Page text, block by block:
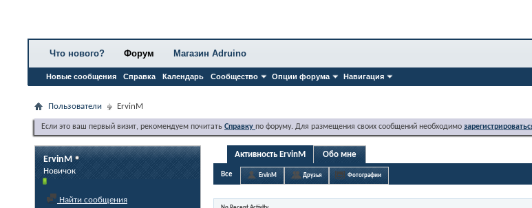
Что нового? Форум
Новые сообщения Справка Календарь Сообщество Опции форума Навигация
Магазин Adruino
Пользователи ErvinM
Если это ваш первый визит, рекомендуем почитать Справку по форуму. Для размещения своих сообщений необходимо
ErvinM
Новичок
Найти сообщения
Активность ErvinM Обо мне
Все ErvinM Друзья Фотографии